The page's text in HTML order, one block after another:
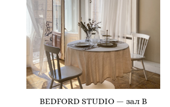
BEDFORD STUDIO — зал B